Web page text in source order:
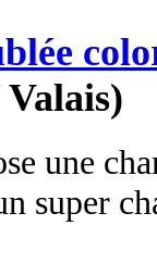
une
super